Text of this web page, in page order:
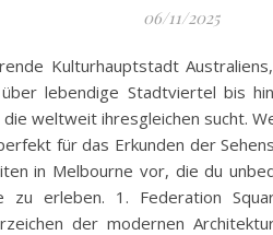
06/11/2025
Kulturhauptstadt
lebendige Stadtviertel bis
die weltweit ihresgleichen sucht.
für das Erkunden der
in Melbourne vor, die du
zu erleben. 1. Federation
der modernen